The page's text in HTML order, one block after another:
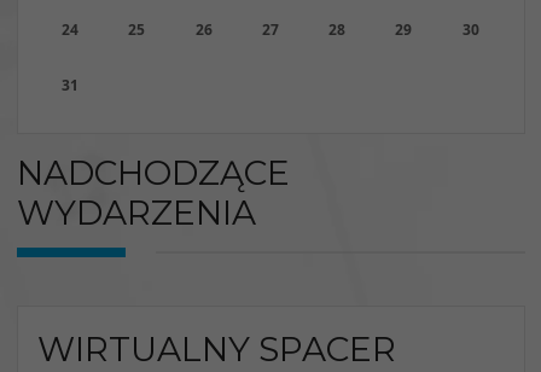
24 25 26 27 28 29 30
31
NADCHODZĄCE
WYDARZENIA
WIRTUALNY SPACER